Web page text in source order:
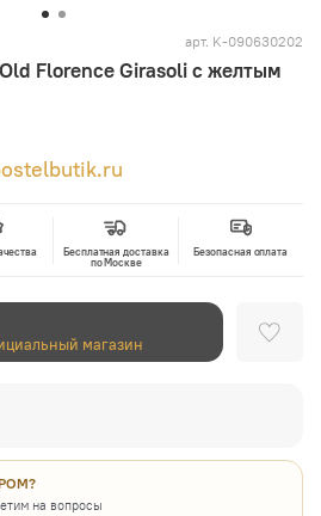
арт. K-090630202
Florence Girasoli с желтым
Бесплатная доставка
по Москве
Безопасная оплата
магазин
на вопросы